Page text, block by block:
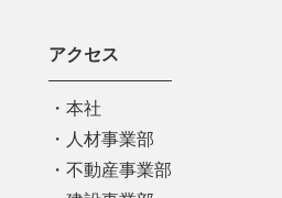
アクセス
本社
人材事業部
不動産事業部